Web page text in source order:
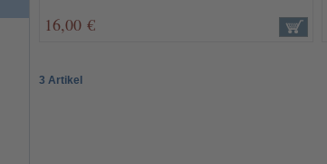
16,00 €
3 Artikel